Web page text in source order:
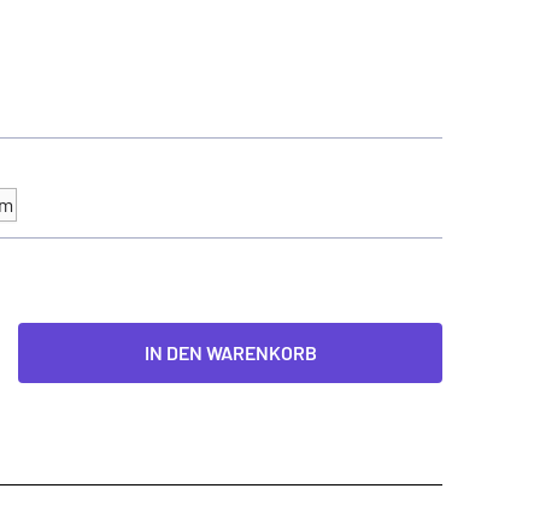
IN DEN WARENKORB